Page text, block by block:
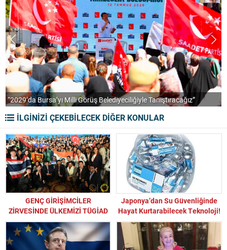
“2029’da Bursa’yı Milli Görüş Belediyeciliğiyle Tanıştıracağız”
İLGİNİZİ ÇEKEBİLECEK DİĞER KONULAR
GENÇ GİRİŞİMCİLER
ZİRVESİNDE ÜLKEMİZİ TÜGİAD
TEMSİL ETTİ
Japonya’dan Su Güvenliğinde
Hayat Kurtarabilecek Teknoloji!